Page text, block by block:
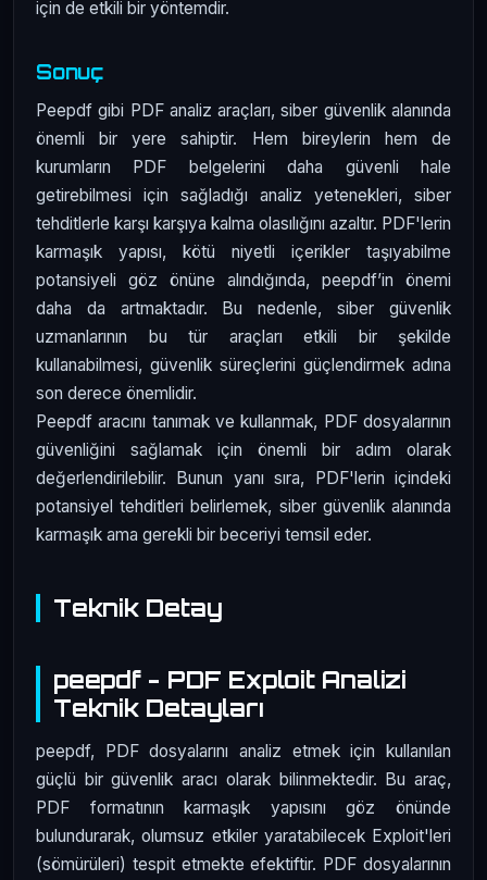
için de etkili bir yöntemdir.
Sonuç
Peepdf gibi PDF analiz araçları, siber güvenlik alanında
önemli bir yere sahiptir. Hem bireylerin hem de
kurumların PDF belgelerini daha güvenli hale
getirebilmesi için sağladığı analiz yetenekleri, siber
tehditlerle karşı karşıya kalma olasılığını azaltır. PDF'lerin
karmaşık yapısı, kötü niyetli içerikler taşıyabilme
potansiyeli göz önüne alındığında, peepdf’in önemi
daha da artmaktadır. Bu nedenle, siber güvenlik
uzmanlarının bu tür araçları etkili bir şekilde
kullanabilmesi, güvenlik süreçlerini güçlendirmek adına
son derece önemlidir.
Peepdf aracını tanımak ve kullanmak, PDF dosyalarının
güvenliğini sağlamak için önemli bir adım olarak
değerlendirilebilir. Bunun yanı sıra, PDF'lerin içindeki
potansiyel tehditleri belirlemek, siber güvenlik alanında
karmaşık ama gerekli bir beceriyi temsil eder.
Teknik Detay
peepdf - PDF Exploit Analizi
Teknik Detayları
peepdf, PDF dosyalarını analiz etmek için kullanılan
güçlü bir güvenlik aracı olarak bilinmektedir. Bu araç,
PDF formatının karmaşık yapısını göz önünde
bulundurarak, olumsuz etkiler yaratabilecek Exploit'leri
(sömürüleri) tespit etmekte efektiftir. PDF dosyalarının